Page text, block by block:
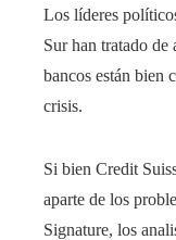
Los líderes
Sur han tratado de
bancos están bien
crisis.
Si bien Credit
aparte de los
Signature, los